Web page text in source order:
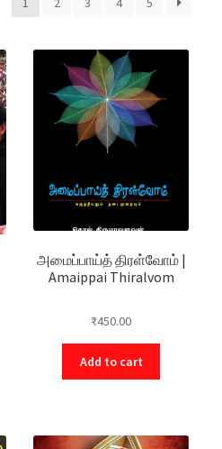
அமைப்பாய்த் திரள்வோம் |
Amaippai Thiralvom
₹450.00
Add to cart